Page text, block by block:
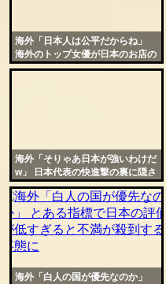
海外「日本人は公平だからね」
海外のトップ女優が日本のお店の
対応に衝撃を受ける
海外「そりゃあ日本が強いわけだ
w」 日本代表の快進撃の裏に隠さ
れた秘密に世界が爆笑
海外「白人の国が優先なのか」